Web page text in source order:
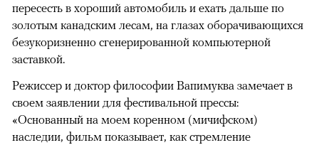
пересесть в хороший автомобиль и ехать дальше по
золотым канадским лесам, на глазах оборачивающихся
безукоризненно сгенерированной компьютерной
заставкой.
Режиссер и доктор философии Вапимуква замечает в
своем заявлении для фестивальной прессы:
«Основанный на моем коренном (мичифском)
наследии, фильм показывает, как стремление